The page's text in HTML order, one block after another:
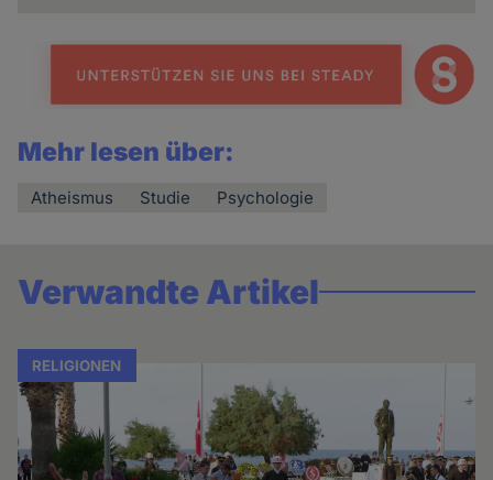
Mehr lesen über:
Atheismus Studie Psychologie
Verwandte Artikel
RELIGIONEN